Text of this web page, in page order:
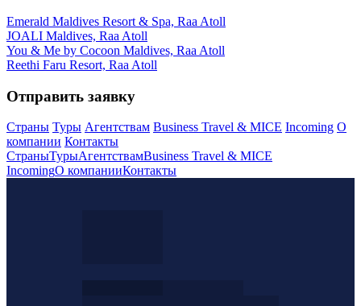
Emerald Maldives Resort & Spa, Raa Atoll
JOALI Maldives, Raa Atoll
You & Me by Cocoon Maldives, Raa Atoll
Reethi Faru Resort, Raa Atoll
Отправить заявку
Страны Туры Агентствам Business Travel & MICE Incoming О
компании Контакты
СтраныТурыАгентствамBusiness Travel & MICE
IncomingО компанииКонтакты